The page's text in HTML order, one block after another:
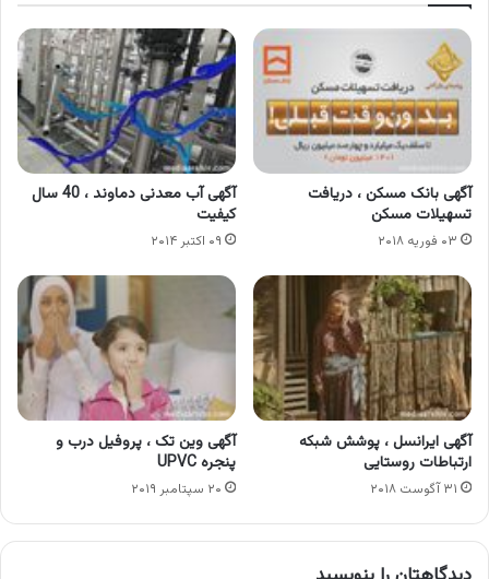
آگهی بانک مسکن ، دریافت
تسهیلات مسکن
۰۳ فوریه ۲۰۱۸
آگهی آب معدنی دماوند ، 40 سال
کیفیت
۰۹ اکتبر ۲۰۱۴
آگهی ایرانسل ، پوشش شبکه
ارتباطات روستایی
۳۱ آگوست ۲۰۱۸
آگهی وین تک ، پروفیل درب و
پنجره UPVC
۲۰ سپتامبر ۲۰۱۹